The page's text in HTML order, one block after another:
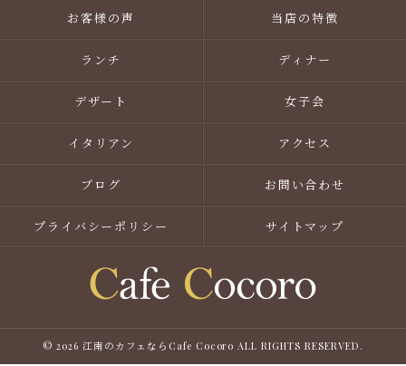
お客様の声 当店の特徴
ランチ ディナー
デザート 女子会
イタリアン アクセス
ブログ お問い合わせ
プライバシーポリシー サイトマップ
© 2026 江南のカフェならCafe Cocoro ALL RIGHTS RESERVED.